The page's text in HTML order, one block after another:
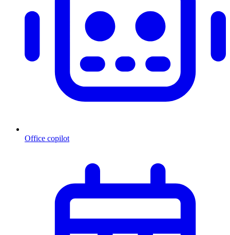
Office copilot